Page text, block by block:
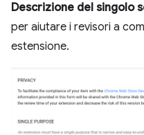
Descrizione del singolo
per aiutare i revisori a
estensione.